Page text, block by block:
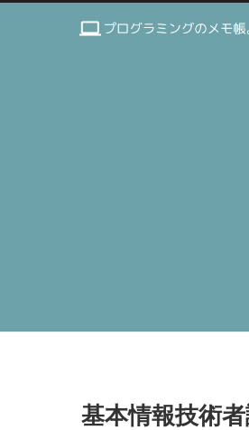
基本情報技術